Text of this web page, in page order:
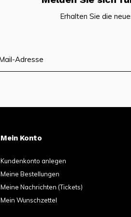
Erhalten Sie die
Mein Konto
Kundenkonto anlegen
Meine Bestellungen
Meine Nachrichten (Tickets)
Mein Wunschzettel